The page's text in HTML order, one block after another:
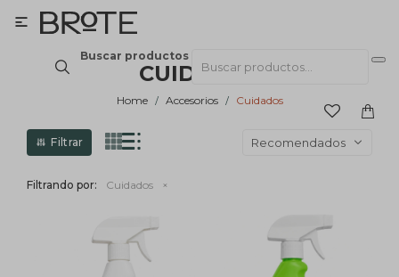
Buscar productos

CUIDADOS
Home Accesorios Cuidados
Recomendados
Filtrando por: Cuidados